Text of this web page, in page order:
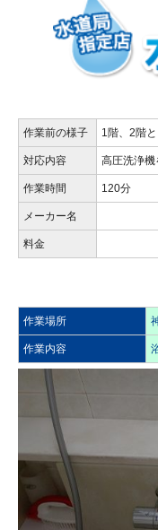
作業前の様子 1階、2階
対応内容 高圧洗浄
作業時間 120分
メーカー名
料金
作業場所
作業内容